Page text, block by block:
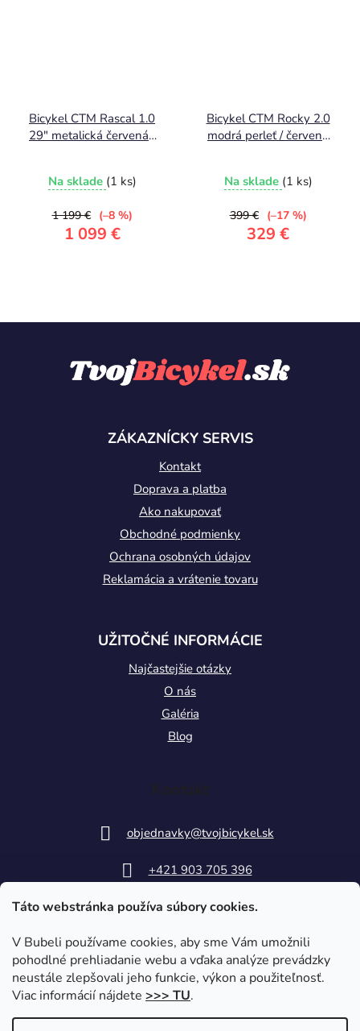
Táto webstránka používa súbory cookies.
V Bubeli používame cookies, aby sme Vám umožnili
pohodlné prehliadanie webu a vďaka analýze prevádzky
neustále zlepšovali jeho funkcie, výkon a použiteľnosť.
Viac informácií nájdete >>> TU.
Bicykel CTM Rascal 1.0
29" metalická červená /
Na sklade (1 ks)
1 099 €
1 199 € (–8 %)
Bicykel CTM Rocky 2.0
modrá perleť / červená
Na sklade (1 ks)
329 €
399 € (–17 %)
ZÁKAZNÍCKY SERVIS
Kontakt
Doprava a platba
Ako nakupovať
Obchodné podmienky
Ochrana osobných údajov
Reklamácia a vrátenie tovaru
UŽITOČNÉ INFORMÁCIE
Najčastejšie otázky
O nás
Galéria
Blog
Kontakt
objednavky@tvojbicykel.sk
+421 903 705 396